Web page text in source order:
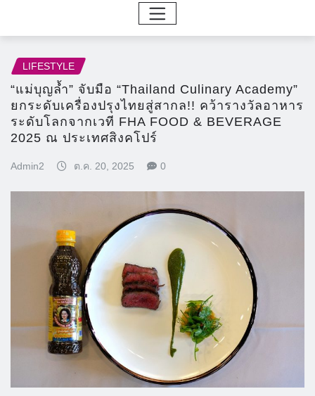
LIFESTYLE
“แม่บุญล้ำ” จับมือ “Thailand Culinary Academy”
ยกระดับเครื่องปรุงไทยสู่สากล!! คว้ารางวัลอาหาร
ระดับโลกจากเวที FHA FOOD & BEVERAGE
2025 ณ ประเทศสิงคโปร์
Admin2 ต.ค. 20, 2025 0